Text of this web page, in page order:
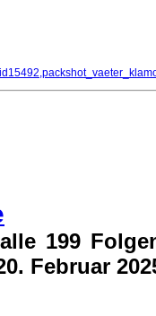
alle 199
Februar